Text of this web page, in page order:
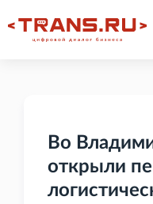
Во
открыли